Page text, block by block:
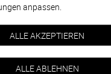
anpassen.
ALLE AKZEPTIEREN
ALLE ABLEHNEN